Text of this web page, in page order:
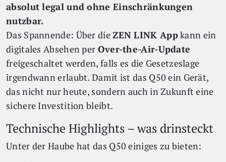
absolut legal und ohne Einschränkungen
nutzbar.
Das Spannende: Über dieZEN LINK Appkann ein
digitales Absehen per Over-the-Air-Update
freigeschaltet werden, falls es die Gesetzeslage
irgendwann erlaubt. Damit ist das Q50 ein Gerät,
das nicht nur heute, sondern auch in Zukunft eine
sichere Investition bleibt.
Technische Highlights – was drinsteckt
Unter der Haube hat das Q50 einiges zu bieten: